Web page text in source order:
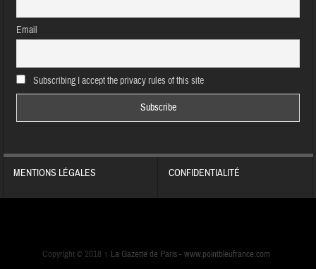
Email
Subscribing I accept the privacy rules of this site
MENTIONS LÉGALES CONFIDENTIALITÉ
Copyright © 2018 ↑ La Gazette de Paris -www.pointbleufrance.com